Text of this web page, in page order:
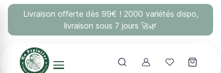
Livraison offerte dès 99€ ! 2000 variétés dispo,
livraison sous 7 jours 🚀🌿
AccountMes coups
Panneau de gestion des cookies